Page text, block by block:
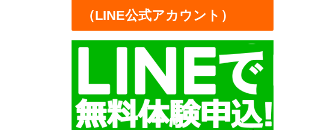
（LINE公式アカウント）